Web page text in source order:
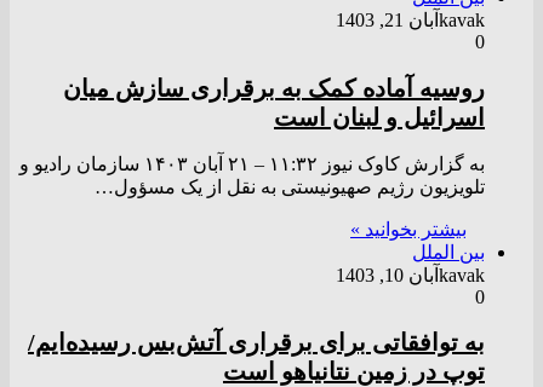
kavak آبان 21, 1403
0
روسیه آماده کمک به برقراری سازش میان
اسرائیل و لبنان است
به گزارش کاوک نیوز ۱۱:۳۲ – ۲۱ آبان ۱۴۰۳ سازمان رادیو و
تلویزیون رژیم صهیونیستی به نقل از یک مسؤول…
بیشتر بخوانید »
بین الملل
kavak آبان 10, 1403
0
به توافقاتی برای برقراری آتش‌بس رسیده‌ایم/
توپ در زمین نتانیاهو است